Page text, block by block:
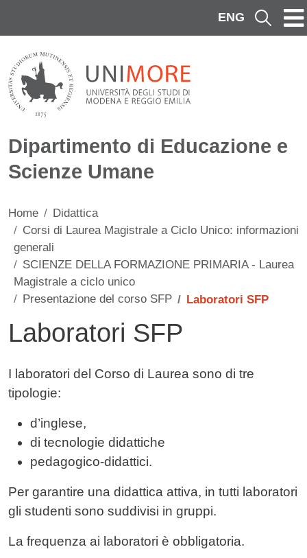
ENG Cerca
Dipartimento di Educazione e
Scienze Umane
Home
Didattica
Corsi di Laurea Magistrale a Ciclo Unico: informazioni
generali
SCIENZE DELLA FORMAZIONE PRIMARIA - Laurea
Magistrale a ciclo unico
Presentazione del corso SFP
Laboratori SFP
Laboratori SFP
Contenuto
I laboratori del Corso di Laurea sono di tre
tipologie:
d’inglese,
di tecnologie didattiche
pedagogico-didattici.
Per garantire una didattica attiva, in tutti laboratori
gli studenti sono suddivisi in gruppi.
La frequenza ai laboratori è obbligatoria.